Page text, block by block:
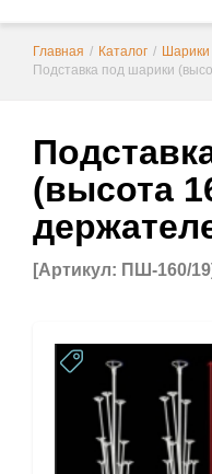
Главная / Каталог / Шарики
Подставка под шарики
(высота
[Артикул: ПШ-160/